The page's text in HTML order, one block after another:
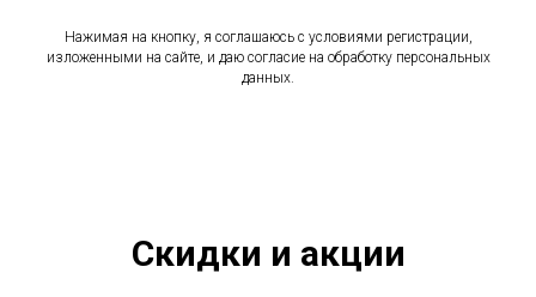
Нажимая на кнопку, я соглашаюсь с условиями регистрации,
изложенными на сайте, и даю согласие на обработку персональных
данных.
Скидки и акции